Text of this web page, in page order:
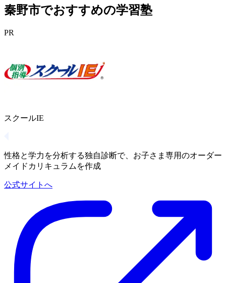
秦野市でおすすめの学習塾
PR
スクールIE
性格と学力を分析する独自診断で、お子さま専用のオーダー
メイドカリキュラムを作成
公式サイトへ